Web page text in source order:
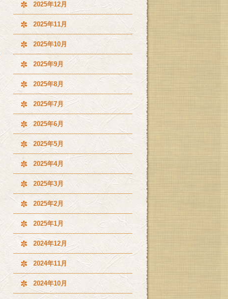
2025年12月
2025年11月
2025年10月
2025年9月
2025年8月
2025年7月
2025年6月
2025年5月
2025年4月
2025年3月
2025年2月
2025年1月
2024年12月
2024年11月
2024年10月